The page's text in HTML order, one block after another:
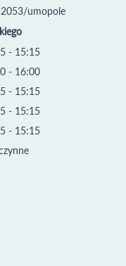
umopole
- 15:15
- 16:00
- 15:15
- 15:15
- 15:15